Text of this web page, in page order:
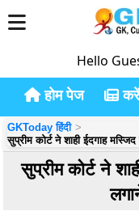
Hello
होम पेज
GKToday हिंदी
सुप्रीम कोर्ट ने शाही ईदगाह
सुप्रीम कोर्ट ने